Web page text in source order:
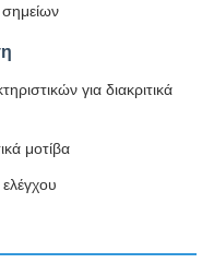
για διακριτικά
μοτίβα